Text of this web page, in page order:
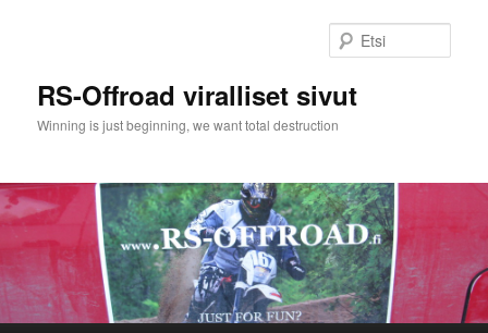
RS-Offroad viralliset sivut
Winning is just beginning, we want total destruction